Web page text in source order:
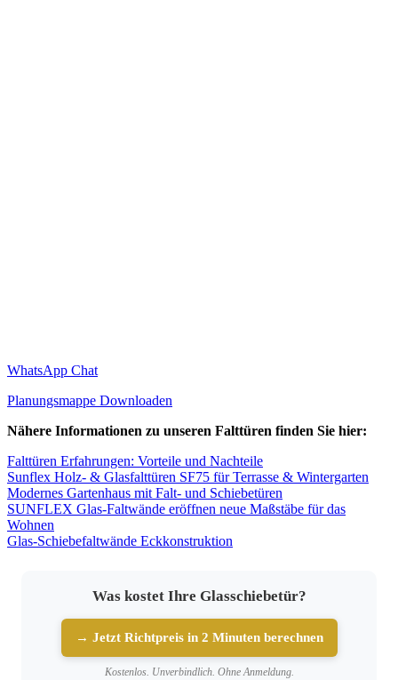
WhatsApp Chat
Planungsmappe Downloaden
Nähere Informationen zu unseren Falttüren finden Sie hier:
Falttüren Erfahrungen: Vorteile und Nachteile
Sunflex Holz- & Glasfalttüren SF75 für Terrasse & Wintergarten
Modernes Gartenhaus mit Falt- und Schiebetüren
SUNFLEX Glas-Faltwände eröffnen neue Maßstäbe für das
Wohnen
Glas-Schiebefaltwände Eckkonstruktion
Was kostet Ihre Glasschiebetür?
→ Jetzt Richtpreis in 2 Minuten berechnen
Kostenlos. Unverbindlich. Ohne Anmeldung.